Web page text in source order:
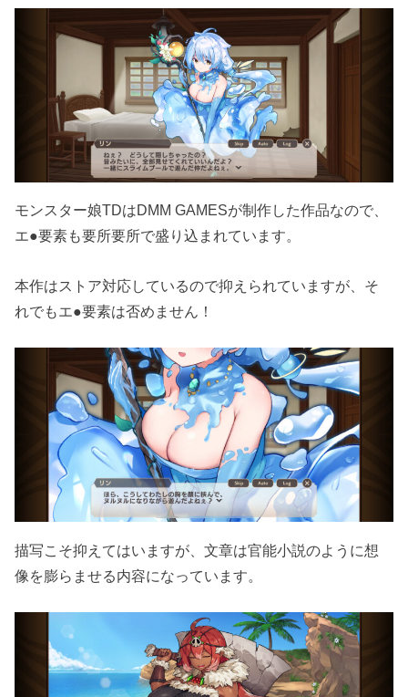
モンスター娘TDはDMM GAMESが制作した作品なので、
エ●要素も要所要所で盛り込まれています。
本作はストア対応しているので抑えられていますが、そ
れでもエ●要素は否めません！
描写こそ抑えてはいますが、文章は官能小説のように想
像を膨らませる内容になっています。